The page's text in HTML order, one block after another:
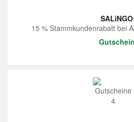
15 % Stammkundenrabatt bei
Gutschein